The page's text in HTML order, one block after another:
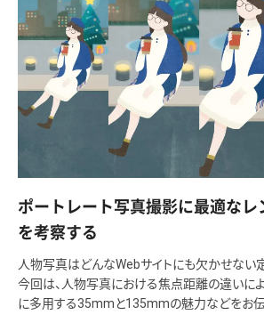
ポートレート写真撮影に最適なレ
を考察する
人物写真はどんなWebサイトにも欠かせない
今回は、人物写真における焦点距離の違いに
に多用する35mmと135mmの魅力などをお伝